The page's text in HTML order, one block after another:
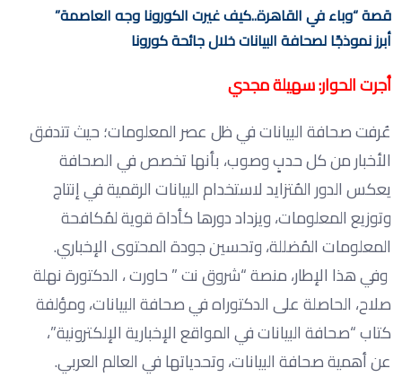
قصة “وباء في القاهرة..كيف غيرت الكورونا وجه العاصمة”
أبرز نموذجًا لصحافة البيانات خلال جائحة كورونا
أجرت الحوار: سهيلة مجدي
عُرفت صحافة البيانات في ظل عصر المعلومات؛ حيث تتدفق
الأخبار من كل حدبٍ وصوب، بأنها تخصص في الصحافة
يعكس الدور المُتزايد لاستخدام البيانات الرقمية في إنتاج
وتوزيع المعلومات، ويزداد دورها كأداة قوية لمُكافحة
المعلومات المُضللة، وتحسين جودة المحتوى الإخباري.
وفي هذا الإطار، منصة “شروق نت ” حاورت ، الدكتورة نهلة
صلاح، الحاصلة على الدكتوراه في صحافة البيانات، ومؤلفة
كتاب “صحافة البيانات في المواقع الإخبارية الإلكترونية”،
عن أهمية صحافة البيانات، وتحدياتها في العالم العربي.